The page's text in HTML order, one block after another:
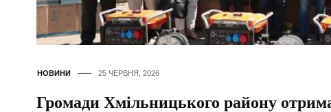
НОВИНИ 25 ЧЕРВНЯ, 2026
Громади Хмільницького району